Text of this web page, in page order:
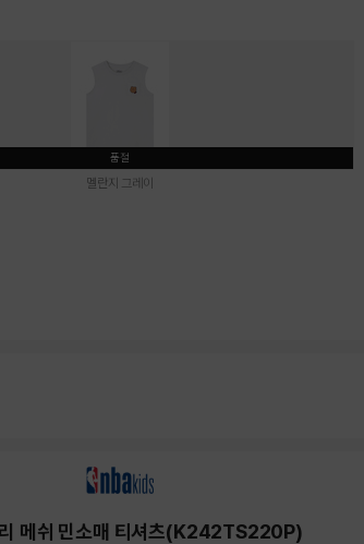
품절
멜란지 그레이
메쉬 민소매 티셔츠(K242TS220P)